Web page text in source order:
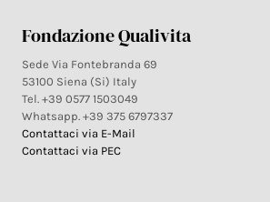
Fondazione Qualivita
Sede Via Fontebranda 69
53100 Siena (Si) Italy
Tel. +39 0577 1503049
Whatsapp. +39 375 6797337
Contattaci via E-Mail
Contattaci via PEC